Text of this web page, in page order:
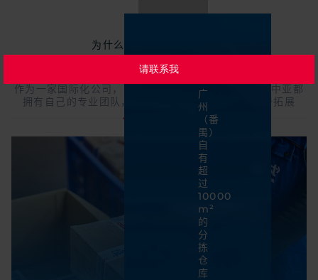
为什么选择MEEST CHINA
可靠的物流合作伙伴
作为一家国际化公司，Meest China在中国、欧洲和中亚都
拥有自己的专业团队，在合作中全方位支持您的业务拓展
广
州
（番
禺）
自
有
超
过
10000
m²
的
分
拣
仓
库